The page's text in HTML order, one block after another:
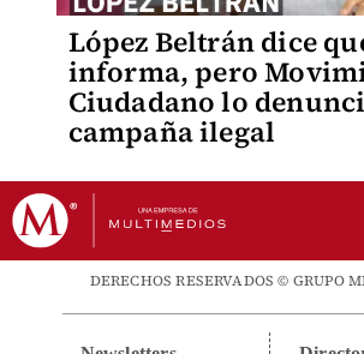
López Beltrán dice
informa, pero
Ciudadano lo
campaña ilegal
DERECHOS RESERVADOS © GRUPO